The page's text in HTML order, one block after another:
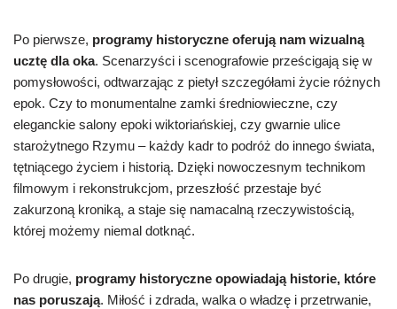
Po pierwsze, programy historyczne oferują nam wizualną
ucztę dla oka. Scenarzyści i scenografowie prześcigają się w
pomysłowości, odtwarzając z pietył szczegółami życie różnych
epok. Czy to monumentalne zamki średniowieczne, czy
eleganckie salony epoki wiktoriańskiej, czy gwarnie ulice
starożytnego Rzymu – każdy kadr to podróż do innego świata,
tętniącego życiem i historią. Dzięki nowoczesnym technikom
filmowym i rekonstrukcjom, przeszłość przestaje być
zakurzoną kroniką, a staje się namacalną rzeczywistością,
której możemy niemal dotknąć.
Po drugie, programy historyczne opowiadają historie, które
nas poruszają. Miłość i zdrada, walka o władzę i przetrwanie,